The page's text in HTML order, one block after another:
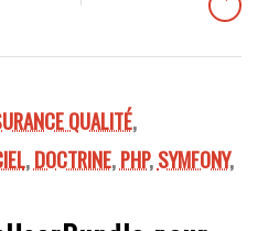
QUALITÉ,
,DOCTRINE,PHP,SYMFONY,